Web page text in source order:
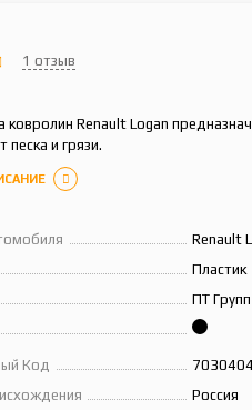
1 отзыв
ковролин Renault Logan
песка и грязи.
Renault
Пластик
ПТ Групп
Код
7030404
Россия